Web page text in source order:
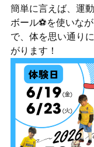
簡単に言えば、運
ボール⚽️を使いな
で、体を思い通り
がります！